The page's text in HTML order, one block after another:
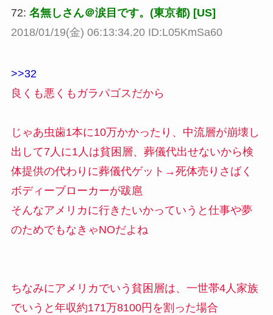
72: 名無しさん＠涙目です。(東京都) [US]
2018/01/19(金) 06:13:34.20 ID:L05KmSa60
>>32
良くも悪くもガラパゴスだから
じゃあ虫歯1本に10万かかったり、中流層が崩壊し
出して7人に1人は貧困層、葬儀代出せないから検
体提供の代わりに葬儀代ゲット→死体売りさばく
ボディーブローカーが跋扈
そんなアメリカに行きたいかっていうと仕事や夢
のためでもなきゃNOだよね
ちなみにアメリカでいう貧困層は、一世帯4人家族
でいうと年収約171万8100円を割った場合